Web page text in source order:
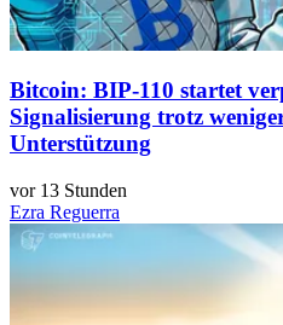
Bitcoin: BIP-110 startet
Signalisierung trotz
Unterstützung
vor 13 Stunden
Ezra Reguerra